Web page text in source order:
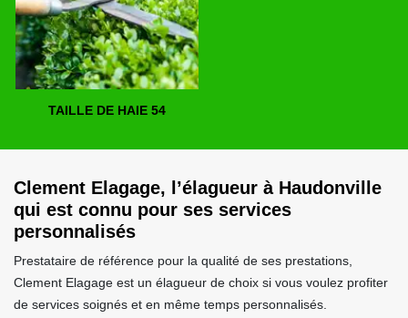
TAILLE DE HAIE 54
Clement Elagage, l’élagueur à Haudonville
qui est connu pour ses services
personnalisés
Prestataire de référence pour la qualité de ses prestations,
Clement Elagage est un élagueur de choix si vous voulez profiter
de services soignés et en même temps personnalisés.